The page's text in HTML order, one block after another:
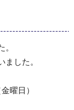
。
ました。
曜日）